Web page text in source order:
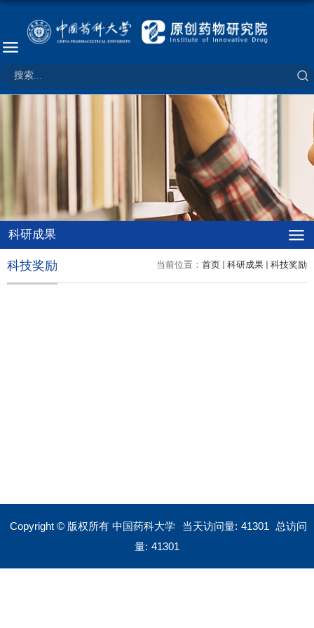
科研成果
当前位置： 首页 科研成果 科技奖励
科技奖励
Copyright © 版权所有 中国药科大学 当天访问量: 41301
总访问
量: 41301